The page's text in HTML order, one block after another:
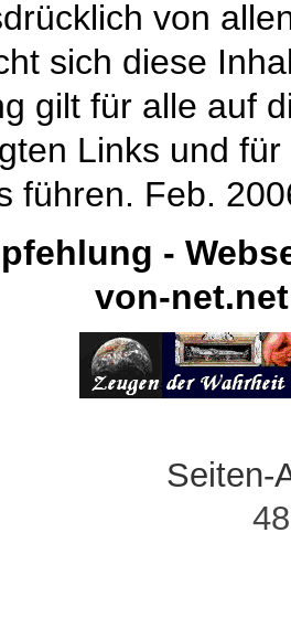
von
sich diese
gilt für alle auf
Links und
führen. Feb.
-
von-net.net
Seiten-